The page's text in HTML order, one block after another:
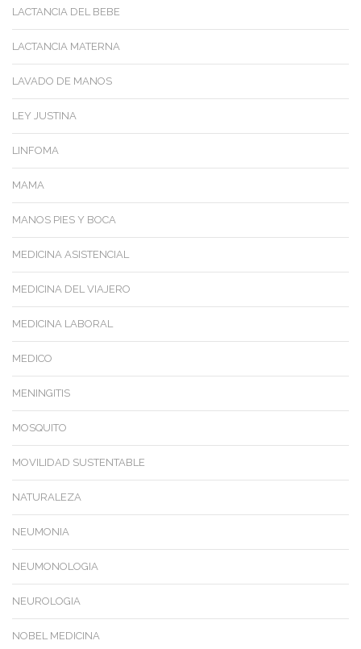
LACTANCIA DEL BEBE
LACTANCIA MATERNA
LAVADO DE MANOS
LEY JUSTINA
LINFOMA
MAMA
MANOS PIES Y BOCA
MEDICINA ASISTENCIAL
MEDICINA DEL VIAJERO
MEDICINA LABORAL
MEDICO
MENINGITIS
MOSQUITO
MOVILIDAD SUSTENTABLE
NATURALEZA
NEUMONIA
NEUMONOLOGIA
NEUROLOGIA
NOBEL MEDICINA